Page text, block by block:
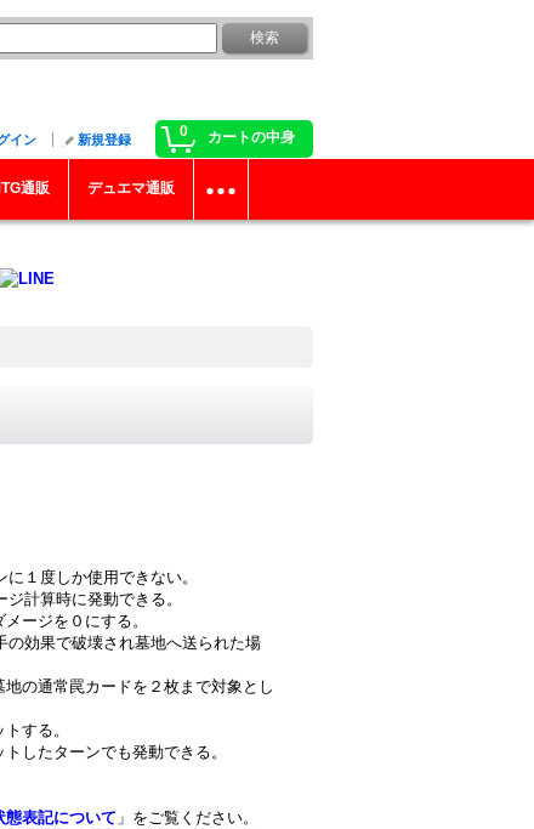
0 カートの中身
イン 新規登録
通販 デュエマ通販
１度しか使用できない。
計算時に発動できる。
ージを０にする。
の効果で破壊され墓地へ送られた場
地の通常罠カードを２枚まで対象とし
する。
したターンでも発動できる。
態表記について 」をご覧ください。